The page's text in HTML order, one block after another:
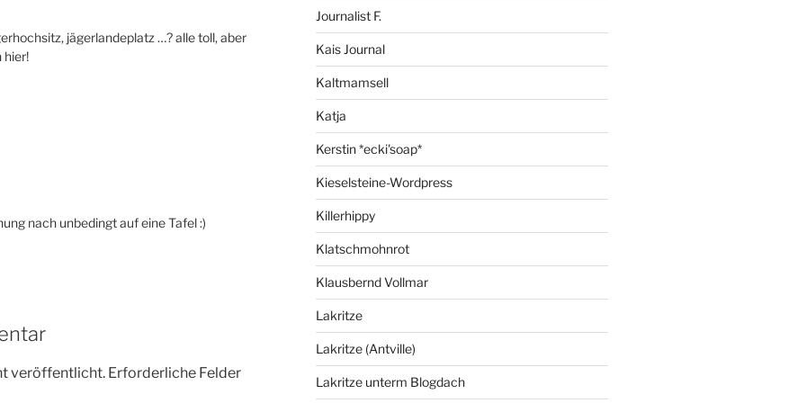
jägerlandeplatz …? alle toll, aber
hier!
nach unbedingt auf eine Tafel :)
veröffentlicht. Erforderliche Felder
Journalist F.
Kais Journal
Kaltmamsell
Katja
Kerstin *ecki'soap*
Kieselsteine-Wordpress
Killerhippy
Klatschmohnrot
Klausbernd Vollmar
Lakritze
Lakritze (Antville)
Lakritze unterm Blogdach